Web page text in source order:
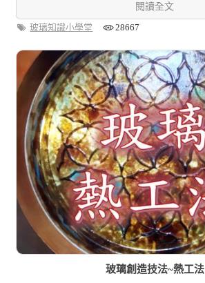
閱讀全文
玻璃知識小學堂
28667
玻璃創造技法~熱工法